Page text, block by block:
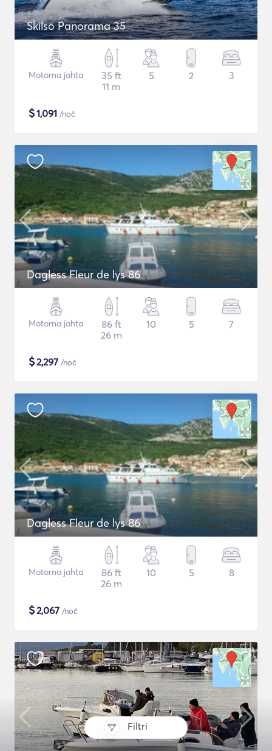
Filtri
Skilso Panorama 35
Motorna jahta
35 ft
11 m
5 2 3
$1,091 /noč
Dagless Fleur de lys 86
Motorna jahta
86 ft
26 m
10 5 7
$2,297 /noč
Dagless Fleur de lys 86
Motorna jahta
86 ft
26 m
10 5 8
$2,067 /noč